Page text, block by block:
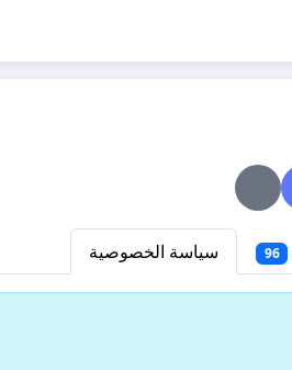
96 سياسة الخصوصية